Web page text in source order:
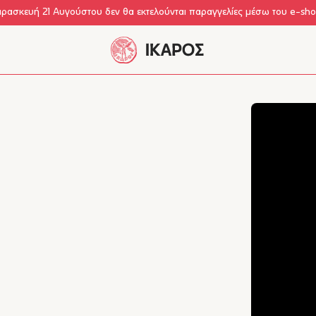
21 Αυγούστου δεν θα εκτελούνται παραγγελίες μέσω του e-